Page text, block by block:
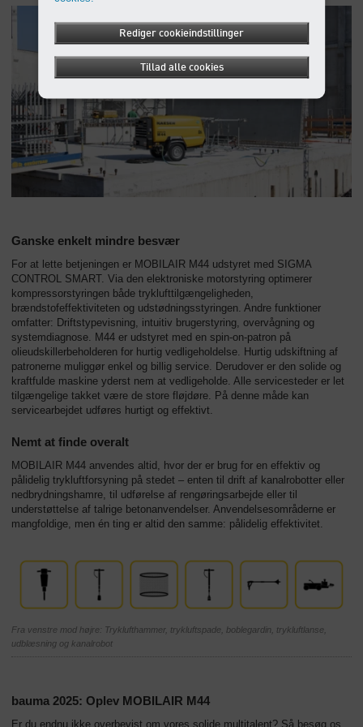
Ganske enkelt mindre besvær
For at lette betjeningen er MOBILAIR M44 udstyret med SIGMA
CONTROL SMART. Via den elektroniske motorstyring optimerer
kompressorstyringen både tryklufttilgængeligheden,
brændstofeffektiviteten og udstødningsstyringen. Andre funktioner
omfatter: Driftstypevisning, intuitiv brugerstyring, overvågning og
systemdiagnose. M44 er udstyret med en spin-on-patron på
olieudskillerbeholderen for hurtig vedligeholdelse. Hurtig udskiftning af
patronerne muliggør enkel og billig service. Derudover er den solide og
kraftfulde maskine yderst nem at vedligeholde. Alle servicesteder er let
tilgængelige takket være de store fløjdøre. På denne måde kan
servicearbejdet udføres hurtigt og effektivt.
Nemt at finde overalt
MOBILAIR M44 anvendes altid, hvor der er brug for en effektiv og
pålidelig trykluftforsyning på stedet – enten til drift af kanalrobotter eller
nedbrydningshamre, til udførelse af rengøringsarbejde eller til
understøttelse af talrige betonanvendelser. Anvendelsesområderne er
mangfoldige, men én ting er altid den samme: pålidelig effektivitet.
Fra venstre mod højre: Tryklufthammer, trykluftspade, boblegardin, trykluftlanse,
udblæsning og kanalrobot
bauma 2025: Oplev MOBILAIR M44
Er du endnu ikke overbevist om vores solide multitalent? Så besøg os
Rediger cookieindstillinger
Tillad alle cookies